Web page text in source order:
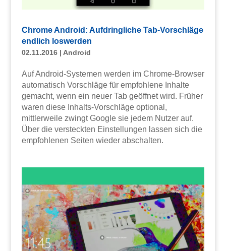
Chrome Android: Aufdringliche Tab-Vorschläge
endlich loswerden
02.11.2016| Android
Auf Android-Systemen werden im Chrome-Browser
automatisch Vorschläge für empfohlene Inhalte
gemacht, wenn ein neuer Tab geöffnet wird. Früher
waren diese Inhalts-Vorschläge optional,
mittlerweile zwingt Google sie jedem Nutzer auf.
Über die versteckten Einstellungen lassen sich die
empfohlenen Seiten wieder abschalten.